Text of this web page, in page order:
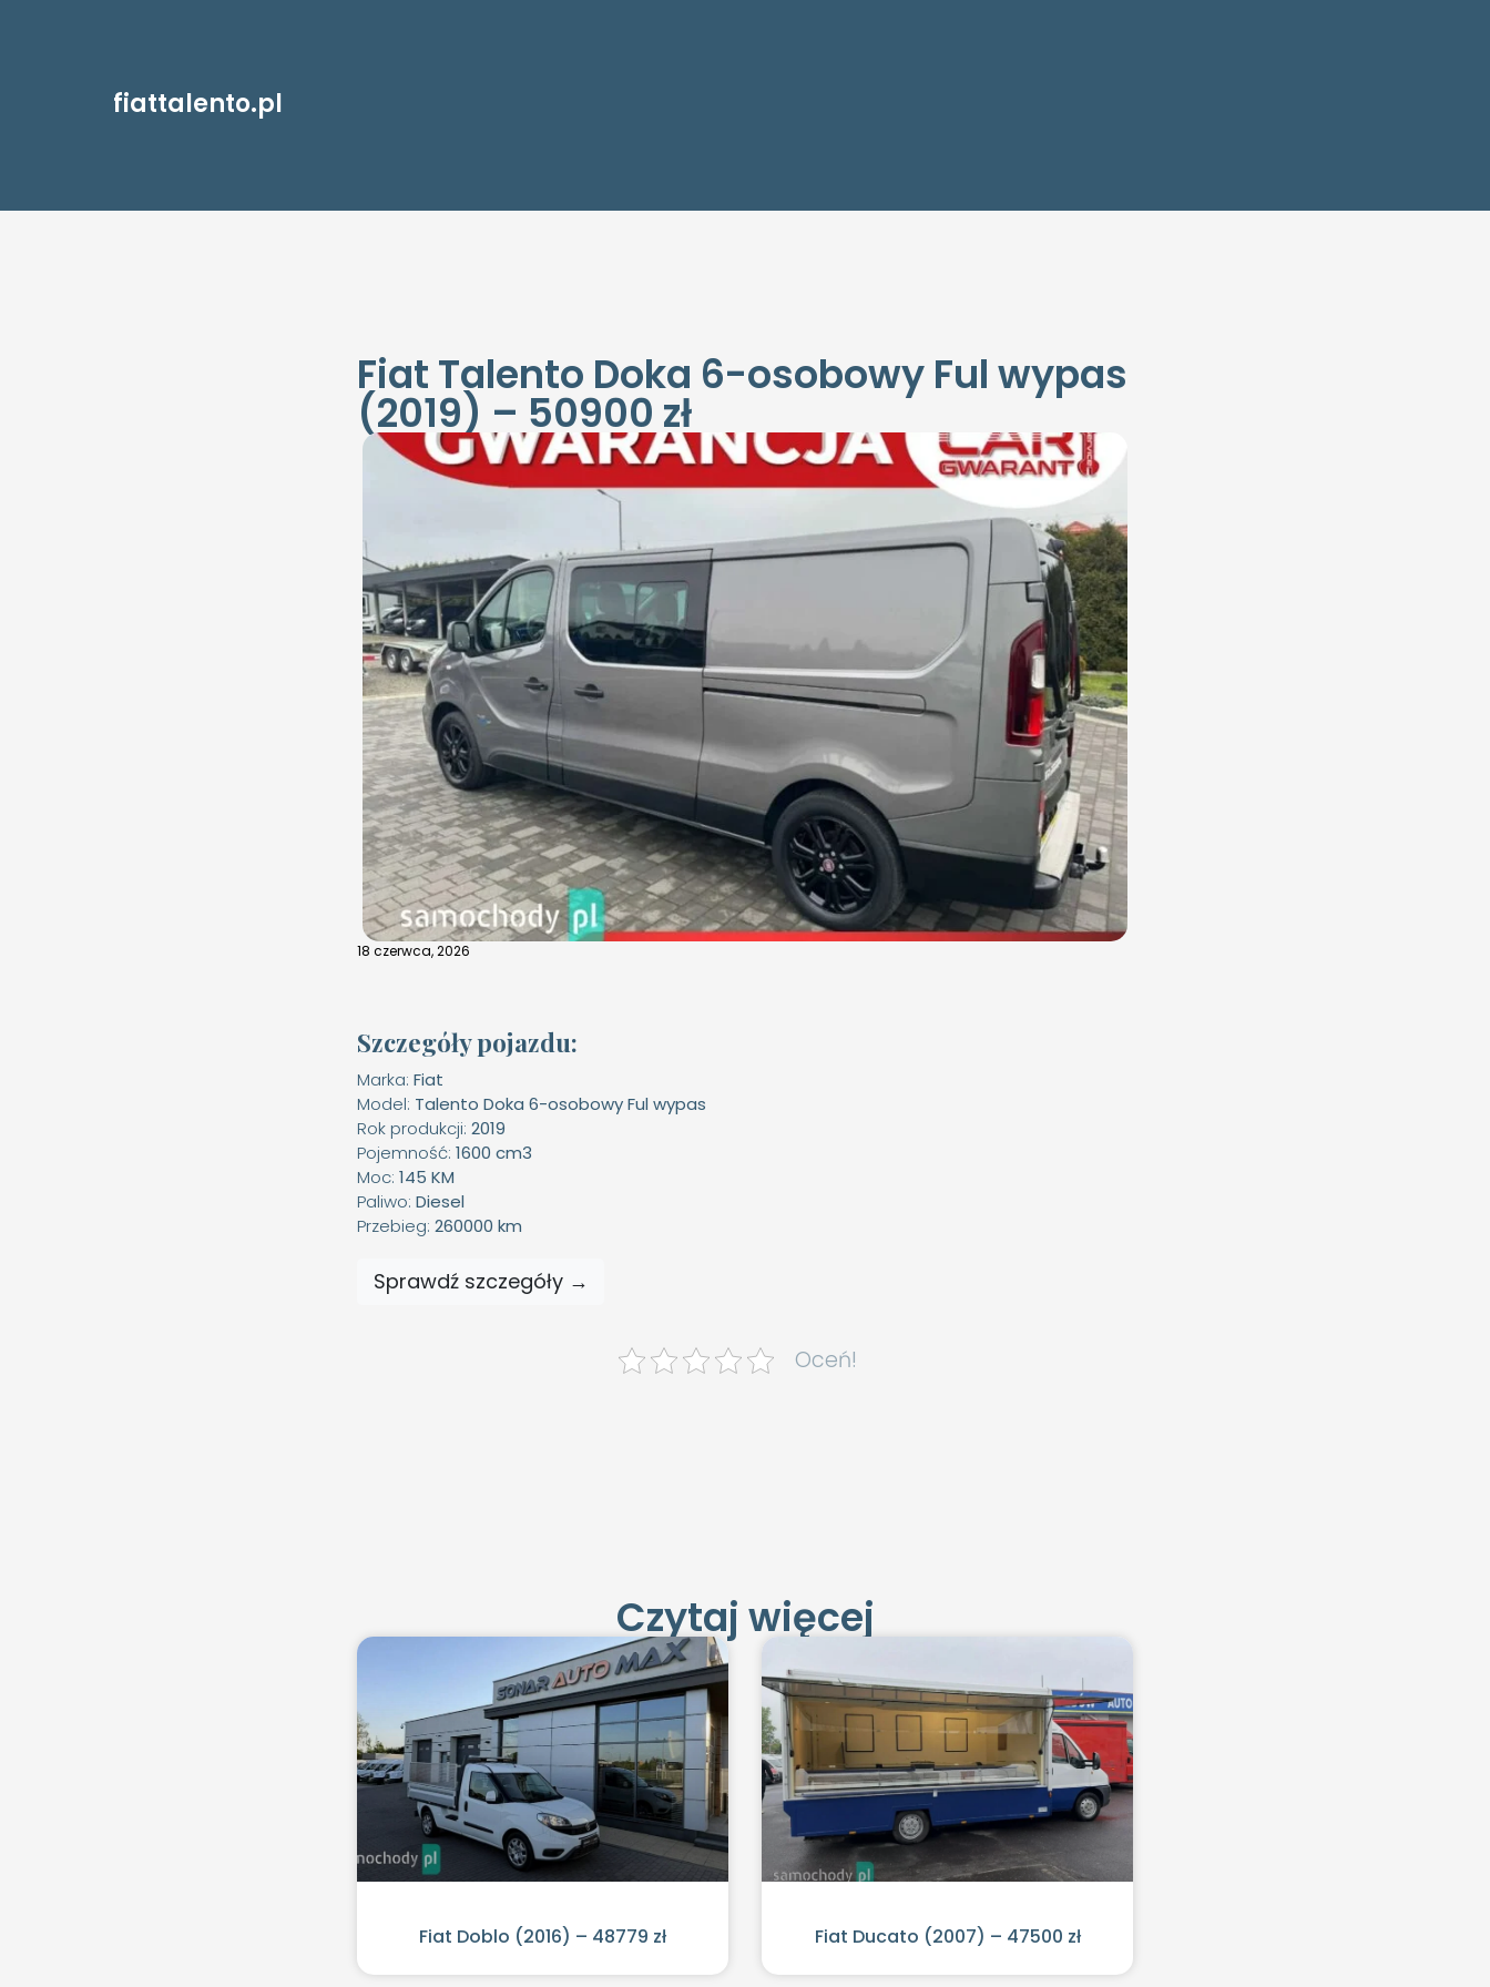
fiattalento.pl
Fiat Talento Doka 6-osobowy Ful wypas
(2019) – 50900 zł
18 czerwca, 2026
Szczegóły pojazdu:
Marka: Fiat
Model: Talento Doka 6-osobowy Ful wypas
Rok produkcji: 2019
Pojemność: 1600 cm3
Moc: 145 KM
Paliwo: Diesel
Przebieg: 260000 km
Sprawdź szczegóły →
Oceń!
Czytaj więcej
Fiat Doblo (2016) – 48779 zł Fiat Ducato (2007) – 47500 zł